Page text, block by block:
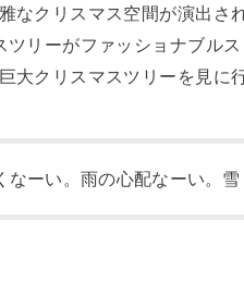
なクリスマス空間が演出さ
リーがファッショナブルス
大クリスマスツリーを見に
なーい。雨の心配なーい。